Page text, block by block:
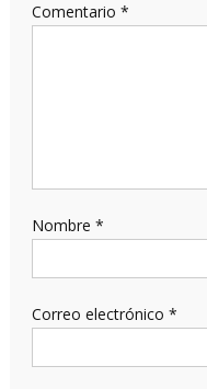
Comentario *
Nombre *
Correo electrónico *